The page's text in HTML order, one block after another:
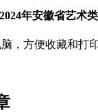
年安徽省艺术
，方便收藏和打